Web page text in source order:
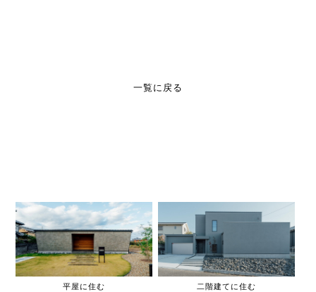
一覧に戻る
平屋に住む 二階建てに住む